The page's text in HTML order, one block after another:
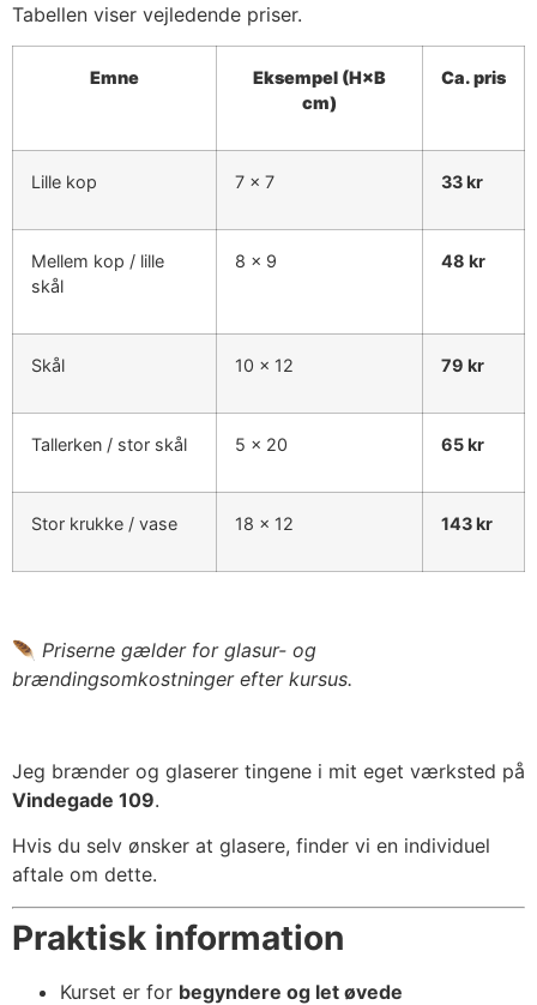
Tabellen viser vejledende priser.
Emne
Eksempel (H×B
cm)
Ca. pris
Lille kop 7 × 7 33 kr
Mellem kop / lille
skål
8 × 9 48 kr
Skål 10 × 12 79 kr
Tallerken / stor skål 5 × 20 65 kr
Stor krukke / vase 18 × 12 143 kr
🪶 Priserne gælder for glasur- og
brændingsomkostninger efter kursus.
Jeg brænder og glaserer tingene i mit eget værksted på
Vindegade 109.
Hvis du selv ønsker at glasere, finder vi en individuel
aftale om dette.
Praktisk information
Kurset er for begyndere og let øvede